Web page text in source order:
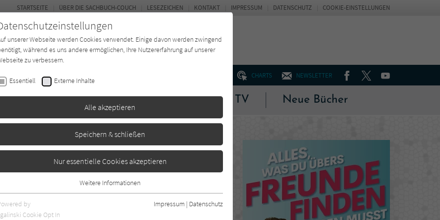
CHARTS NEWSLETTER FACEBOOKTWITTERYOUTUBE
Verlage Magazin Kino & TV Neue Bücher
STARTSEITE ÜBER DIE SACHBUCH-COUCH LESEZEICHEN KONTAKT IMPRESSUM DATENSCHUTZ COOKIE-EINSTELLUNGEN
Freunde finden
unserer Webseite werden Cookies verwendet. Einige davon werden zwingend
während es uns andere ermöglichen, Ihre Nutzererfahrung auf unserer
zu verbessern.
Essentiell Externe Inhalte
Alle akzeptieren
Speichern & schließen
Nur essentielle Cookies akzeptieren
Essentielle Cookies werden für grundlegende Funktionen der Webseite
benötigt. Dadurch ist gewährleistet, dass die Webseite einwandfrei
Weitere Informationen
by
Cookie Opt In
Impressum | Datenschutz